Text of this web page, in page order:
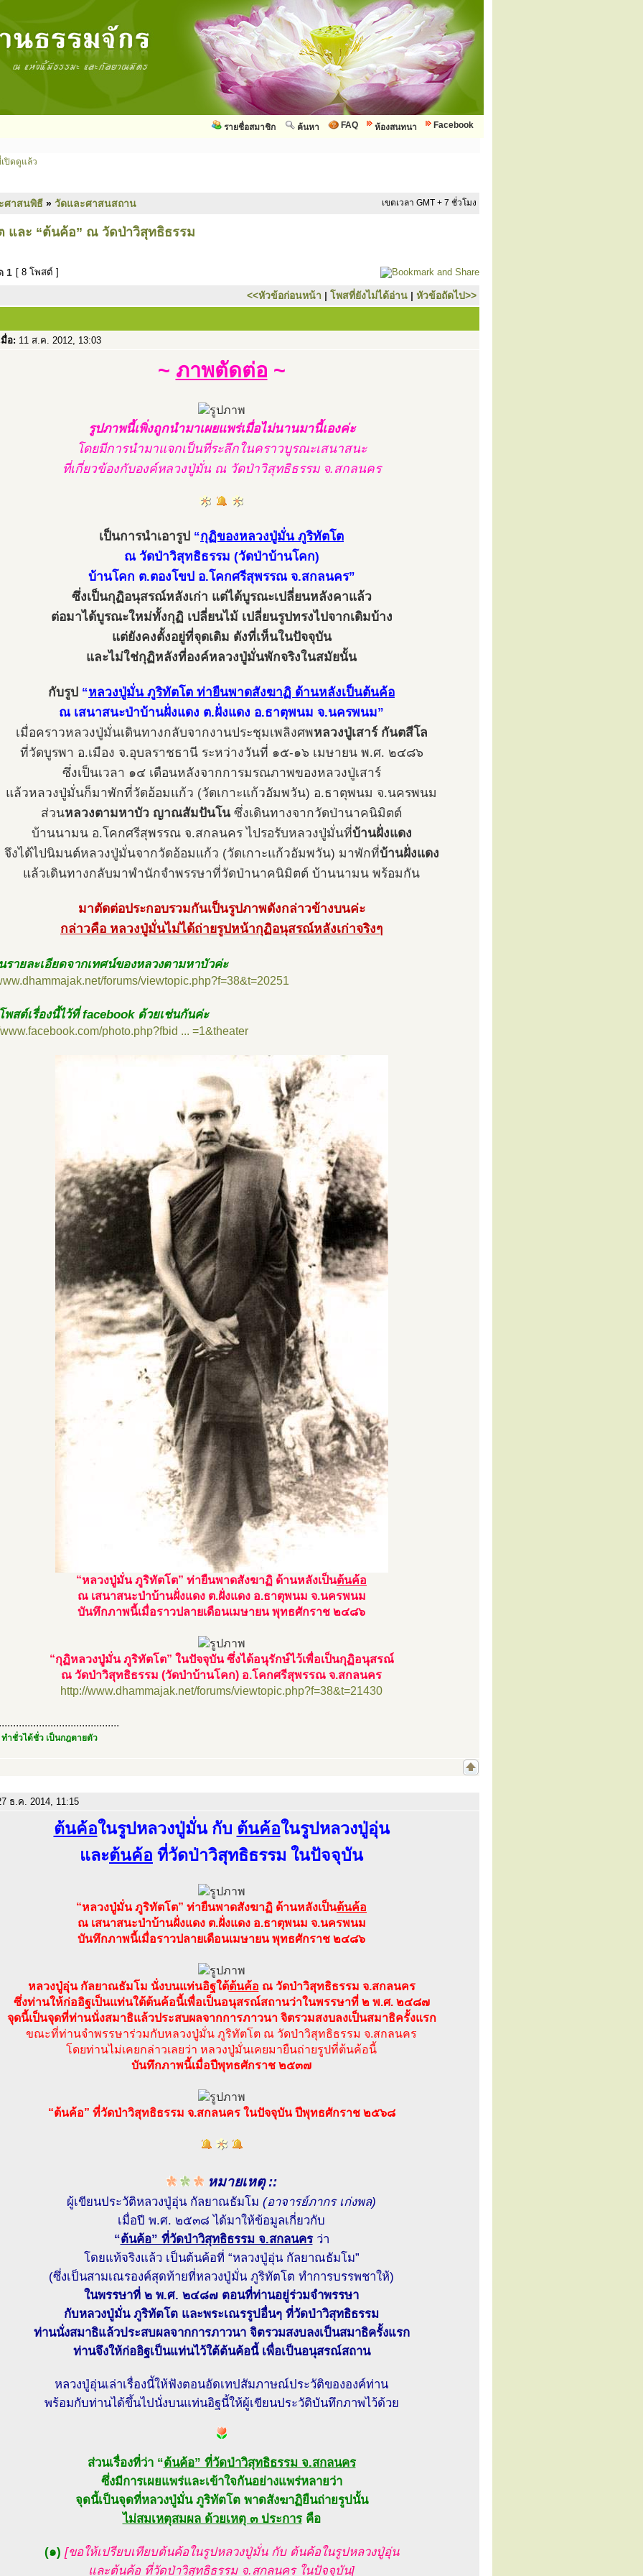
Facebook
ห้องสนทนา
FAQ
ค้นหา
รายชื่อสมาชิก
ปิดดูแล้ว
ศาสนพิธี » วัดและศาสนสถาน เขตเวลา GMT + 7 ชั่วโมง
และ “ต้นค้อ” ณ วัดป่าวิสุทธิธรรม
1 [ 8 โพสต์ ]
<<หัวข้อก่อนหน้า | โพสที่ยังไม่ได้อ่าน | หัวข้อถัดไป>>
มื่อ: 11 ส.ค. 2012, 13:03
~ ภาพตัดต่อ ~
รูปภาพนี้เพิ่งถูกนำมาเผยแพร่เมื่อไม่นานมานี้เองค่ะ
โดยมีการนำมาแจกเป็นที่ระลึกในคราวบูรณะเสนาสนะ
ที่เกี่ยวข้องกับองค์หลวงปู่มั่น ณ วัดป่าวิสุทธิธรรม จ.สกลนคร
เป็นการนำเอารูป “กุฏิของหลวงปู่มั่น ภูริทัตโต
ณ วัดป่าวิสุทธิธรรม (วัดป่าบ้านโคก)
บ้านโคก ต.ตองโขป อ.โคกศรีสุพรรณ จ.สกลนคร”
ซึ่งเป็นกุฏิอนุสรณ์หลังเก่า แต่ได้บูรณะเปลี่ยนหลังคาแล้ว
ต่อมาได้บูรณะใหม่ทั้งกุฏิ เปลี่ยนไม้ เปลี่ยนรูปทรงไปจากเดิมบ้าง
แต่ยังคงตั้งอยู่ที่จุดเดิม ดังที่เห็นในปัจจุบัน
และไม่ใช่กุฏิหลังที่องค์หลวงปู่มั่นพักจริงในสมัยนั้น
กับรูป “หลวงปู่มั่น ภูริทัตโต ท่ายืนพาดสังฆาฏิ ด้านหลังเป็นต้นค้อ
ณ เสนาสนะป่าบ้านฝั่งแดง ต.ฝั่งแดง อ.ธาตุพนม จ.นครพนม”
เมื่อคราวหลวงปู่มั่นเดินทางกลับจากงานประชุมเพลิงศพหลวงปู่เสาร์ กันตสีโล
ที่วัดบูรพา อ.เมือง จ.อุบลราชธานี ระหว่างวันที่ ๑๕-๑๖ เมษายน พ.ศ. ๒๔๘๖
ซึ่งเป็นเวลา ๑๔ เดือนหลังจากการมรณภาพของหลวงปู่เสาร์
แล้วหลวงปู่มั่นก็มาพักที่วัดอ้อมแก้ว (วัดเกาะแก้วอัมพวัน) อ.ธาตุพนม จ.นครพนม
ส่วนหลวงตามหาบัว ญาณสัมปันโนซึ่งเดินทางจากวัดป่านาคนิมิตต์
บ้านนามน อ.โคกศรีสุพรรณ จ.สกลนคร ไปรอรับหลวงปู่มั่นที่บ้านฝั่งแดง
จึงได้ไปนิมนต์หลวงปู่มั่นจากวัดอ้อมแก้ว (วัดเกาะแก้วอัมพวัน) มาพักที่บ้านฝั่งแดง
แล้วเดินทางกลับมาพำนักจำพรรษาที่วัดป่านาคนิมิตต์ บ้านนามน พร้อมกัน
มาตัดต่อประกอบรวมกันเป็นรูปภาพดังกล่าวข้างบนค่ะ
กล่าวคือ หลวงปู่มั่นไม่ได้ถ่ายรูปหน้ากุฏิอนุสรณ์หลังเก่าจริงๆ
ายละเอียดจากเทศน์ของหลวงตามหาบัวค่ะ
forums/viewtopic.php?f=38&t=20251
สต์เรื่องนี้ไว้ที่ facebook ด้วยเช่นกันค่ะ
photo.php?fbid ... =1&theater
“หลวงปู่มั่น ภูริทัตโต” ท่ายืนพาดสังฆาฏิ ด้านหลังเป็นต้นค้อ
ณ เสนาสนะป่าบ้านฝั่งแดง ต.ฝั่งแดง อ.ธาตุพนม จ.นครพนม
บันทึกภาพนี้เมื่อราวปลายเดือนเมษายน พุทธศักราช ๒๔๘๖
“กุฏิหลวงปู่มั่น ภูริทัตโต” ในปัจจุบัน ซึ่งได้อนุรักษ์ไว้เพื่อเป็นกุฏิอนุสรณ์
ณ วัดป่าวิสุทธิธรรม (วัดป่าบ้านโคก) อ.โคกศรีสุพรรณ จ.สกลนคร
http://www.dhammajak.net/forums/viewtopic.php?f=38&t=21430
ำชั่วได้ชั่ว เป็นกฎตายตัว
ธ.ค. 2014, 11:15
ต้นค้อในรูปหลวงปู่มั่น กับ ต้นค้อในรูปหลวงปู่อุ่น
และต้นค้อ ที่วัดป่าวิสุทธิธรรม ในปัจจุบัน
“หลวงปู่มั่น ภูริทัตโต” ท่ายืนพาดสังฆาฏิ ด้านหลังเป็นต้นค้อ
ณ เสนาสนะป่าบ้านฝั่งแดง ต.ฝั่งแดง อ.ธาตุพนม จ.นครพนม
บันทึกภาพนี้เมื่อราวปลายเดือนเมษายน พุทธศักราช ๒๔๘๖
หลวงปู่อุ่น กัลยาณธัมโม นั่งบนแท่นอิฐใต้ต้นค้อ ณ วัดป่าวิสุทธิธรรม จ.สกลนคร
ซึ่งท่านให้ก่ออิฐเป็นแท่นใต้ต้นค้อนี้เพื่อเป็นอนุสรณ์สถานว่าในพรรษาที่ ๒ พ.ศ. ๒๔๘๗
จุดนี้เป็นจุดที่ท่านนั่งสมาธิแล้วประสบผลจากการภาวนา จิตรวมสงบลงเป็นสมาธิครั้งแรก
ขณะที่ท่านจำพรรษาร่วมกับหลวงปู่มั่น ภูริทัตโต ณ วัดป่าวิสุทธิธรรม จ.สกลนคร
โดยท่านไม่เคยกล่าวเลยว่า หลวงปู่มั่นเคยมายืนถ่ายรูปที่ต้นค้อนี้
บันทึกภาพนี้เมื่อปีพุทธศักราช ๒๕๓๗
“ต้นค้อ” ที่วัดป่าวิสุทธิธรรม จ.สกลนคร ในปัจจุบัน ปีพุทธศักราช ๒๕๖๘
หมายเหตุ ::
ผู้เขียนประวัติหลวงปู่อุ่น กัลยาณธัมโม (อาจารย์ภากร เก่งพล)
เมื่อปี พ.ศ. ๒๕๓๘ ได้มาให้ข้อมูลเกี่ยวกับ
“ต้นค้อ” ที่วัดป่าวิสุทธิธรรม จ.สกลนครว่า
โดยแท้จริงแล้ว เป็นต้นค้อที่ “หลวงปู่อุ่น กัลยาณธัมโม”
(ซึ่งเป็นสามเณรองค์สุดท้ายที่หลวงปู่มั่น ภูริทัตโต ทำการบรรพชาให้)
ในพรรษาที่ ๒ พ.ศ. ๒๔๘๗ ตอนที่ท่านอยู่ร่วมจำพรรษา
กับหลวงปู่มั่น ภูริทัตโต และพระเณรรูปอื่นๆ ที่วัดป่าวิสุทธิธรรม
ท่านนั่งสมาธิแล้วประสบผลจากการภาวนา จิตรวมสงบลงเป็นสมาธิครั้งแรก
ท่านจึงให้ก่ออิฐเป็นแท่นไว้ใต้ต้นค้อนี้ เพื่อเป็นอนุสรณ์สถาน
หลวงปู่อุ่นเล่าเรื่องนี้ให้ฟังตอนอัดเทปสัมภาษณ์ประวัติขององค์ท่าน
พร้อมกับท่านได้ขึ้นไปนั่งบนแท่นอิฐนี้ให้ผู้เขียนประวัติบันทึกภาพไว้ด้วย
ส่วนเรื่องที่ว่า “ต้นค้อ” ที่วัดป่าวิสุทธิธรรม จ.สกลนคร
ซึ่งมีการเผยแพร่และเข้าใจกันอย่างแพร่หลายว่า
จุดนี้เป็นจุดที่หลวงปู่มั่น ภูริทัตโต พาดสังฆาฏิยืนถ่ายรูปนั้น
ไม่สมเหตุสมผล ด้วยเหตุ ๓ ประการคือ
(๑) [ขอให้เปรียบเทียบต้นค้อในรูปหลวงปู่มั่น กับ ต้นค้อในรูปหลวงปู่อุ่น
และต้นค้อ ที่วัดป่าวิสุทธิธรรม จ.สกลนคร ในปัจจุบัน]